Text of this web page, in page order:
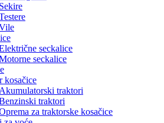
Sekire
seckalice
seckalice
kosačice
Akumulatorski traktori
traktori
za traktorske kosačice